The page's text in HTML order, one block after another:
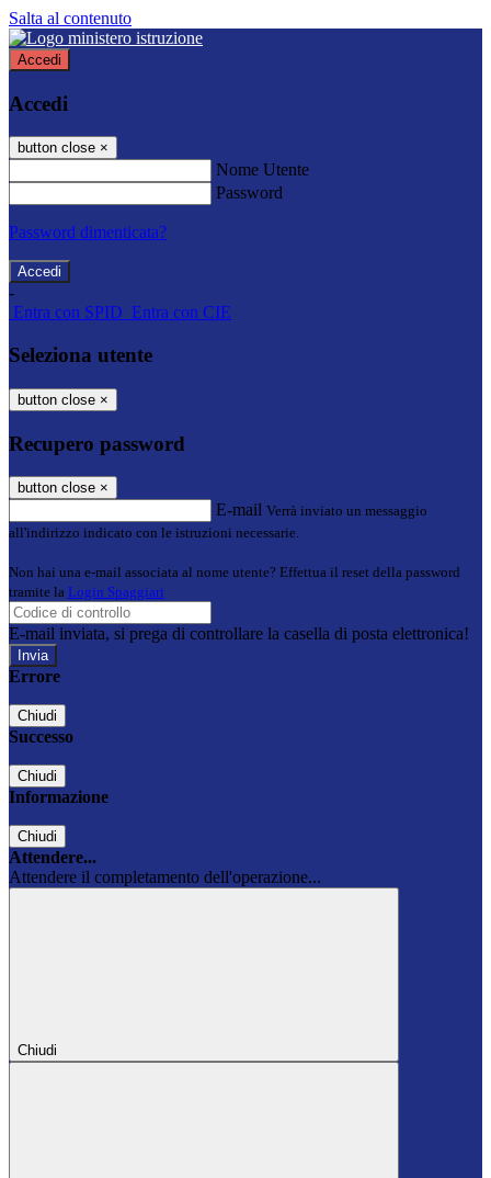
Salta al contenuto
Accedi
Accedi
button close ×
Nome Utente
Password
Password dimenticata?
-
Entra con SPID Entra con CIE
Seleziona utente
button close ×
Recupero password
button close ×
E-mail Verrà inviato un messaggio
all'indirizzo indicato con le istruzioni necessarie.
Non hai una e-mail associata al nome utente? Effettua il reset della password
tramite la Login Spaggiari
E-mail inviata, si prega di controllare la casella di posta elettronica!
Errore
Chiudi
Successo
Chiudi
Informazione
Chiudi
Attendere...
Attendere il completamento dell'operazione...
Chiudi